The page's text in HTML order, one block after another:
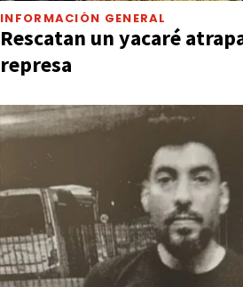
INFORMACIÓN GENERAL
Rescatan un yacaré
represa